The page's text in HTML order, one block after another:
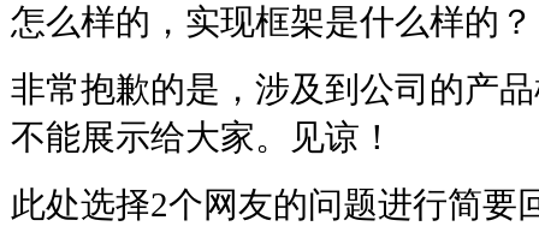
怎么样的，实现框架是什么样的？
非常抱歉的是，涉及到公司的产
不能展示给大家。见谅！
此处选择2个网友的问题进行简要